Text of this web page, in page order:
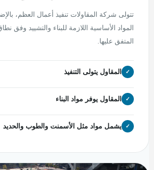
تتولى شركة المقاولات تنفيذ أعمال العظم،
المواد الأساسية اللازمة للبناء والتشييد وفق
المتفق عليها.
المقاول يتولى التنفيذ
المقاول يوفر مواد البناء
يشمل مواد مثل الأسمنت والطوب والحديد